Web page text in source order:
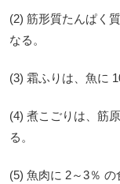
(2) 筋形質たんぱく
なる。
(3) 霜ふりは、魚に
(4) 煮こごりは、筋
る。
(5) 魚肉に 2～3％